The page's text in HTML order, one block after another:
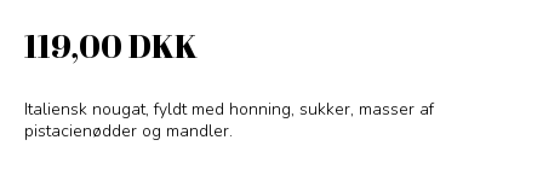
119,00 DKK
Italiensk nougat, fyldt med honning, sukker, masser af
pistacienødder og mandler.